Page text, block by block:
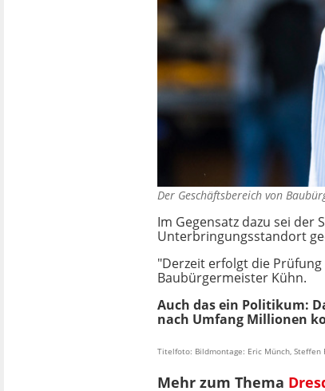
Der Geschäftsbereich von
Im Gegensatz dazu sei
Unterbringungsstandort
"Derzeit erfolgt die
Baubürgermeister Kühn.
Auch das ein Politikum:
nach Umfang Millionen
Titelfoto: Bildmontage: Eric Münch, Steffen
Mehr zum Thema